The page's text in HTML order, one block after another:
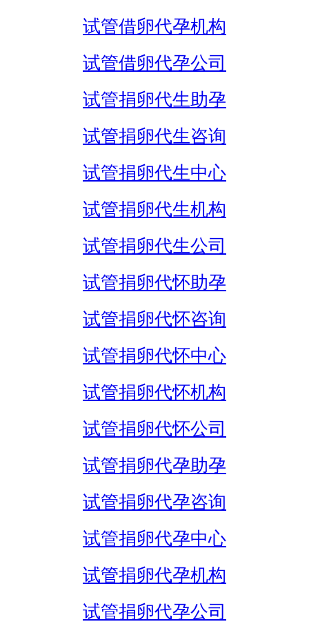
试管借卵代孕机构
试管借卵代孕公司
试管捐卵代生助孕
试管捐卵代生咨询
试管捐卵代生中心
试管捐卵代生机构
试管捐卵代生公司
试管捐卵代怀助孕
试管捐卵代怀咨询
试管捐卵代怀中心
试管捐卵代怀机构
试管捐卵代怀公司
试管捐卵代孕助孕
试管捐卵代孕咨询
试管捐卵代孕中心
试管捐卵代孕机构
试管捐卵代孕公司